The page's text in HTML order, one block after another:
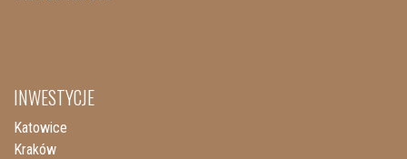
INWESTYCJE
Katowice
Kraków